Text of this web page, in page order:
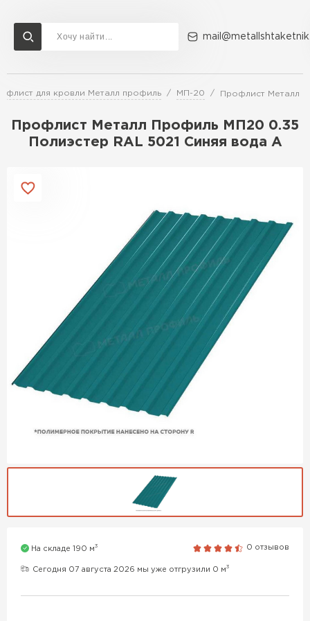
для кровли Металл профиль МП-20 Профлист Металл
Профлист Металл Профиль МП20 0.35
Полиэстер RAL 5021 Синяя вода A
На складе 190 м3 0 отзывов
Сегодня 07 августа 2026 мы уже отгрузили 0 м3
Доставка и оплата Акции О компании Контакты
Перейти в каталог